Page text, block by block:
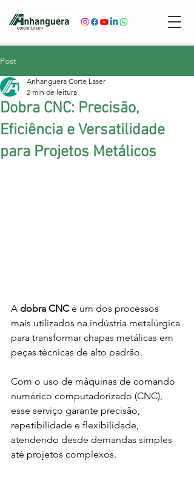
Post
Dobra CNC: Precisão,
Eficiência e Versatilidade
para Projetos Metálicos
Anhanguera Corte Laser
2 min de leitura
A dobra CNC é um dos processos
mais utilizados na indústria metalúrgica
para transformar chapas metálicas em
peças técnicas de alto padrão.
Com o uso de máquinas de comando
numérico computadorizado (CNC),
esse serviço garante precisão,
repetibilidade e flexibilidade,
atendendo desde demandas simples
até projetos complexos.